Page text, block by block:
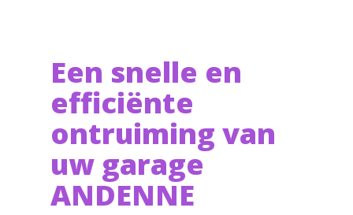
Een snelle en
efficiënte
ontruiming van
uw garage
ANDENNE